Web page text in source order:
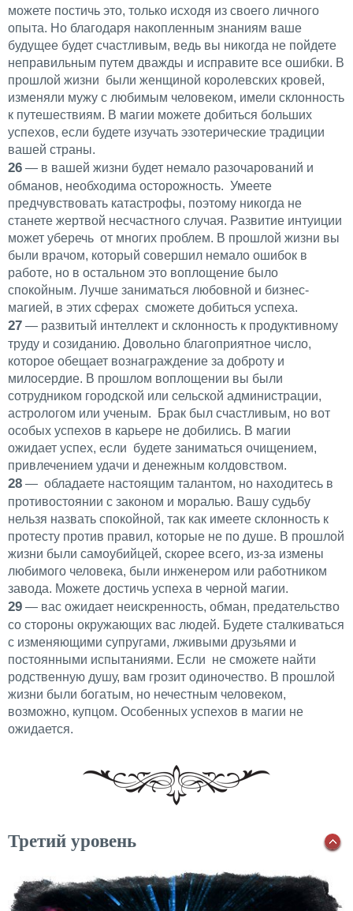
можете постичь это, только исходя из своего личного
опыта. Но благодаря накопленным знаниям ваше
будущее будет счастливым, ведь вы никогда не пойдете
неправильным путем дважды и исправите все ошибки. В
прошлой жизни были женщиной королевских кровей,
изменяли мужу с любимым человеком, имели склонность
к путешествиям. В магии можете добиться больших
успехов, если будете изучать эзотерические традиции
вашей страны.
26 — в вашей жизни будет немало разочарований и
обманов, необходима осторожность. Умеете
предчувствовать катастрофы, поэтому никогда не
станете жертвой несчастного случая. Развитие интуиции
может уберечь от многих проблем. В прошлой жизни вы
были врачом, который совершил немало ошибок в
работе, но в остальном это воплощение было
спокойным. Лучше заниматься любовной и бизнес-
магией, в этих сферах сможете добиться успеха.
27 — развитый интеллект и склонность к продуктивному
труду и созиданию. Довольно благоприятное число,
которое обещает вознаграждение за доброту и
милосердие. В прошлом воплощении вы были
сотрудником городской или сельской администрации,
астрологом или ученым. Брак был счастливым, но вот
особых успехов в карьере не добились. В магии
ожидает успех, если будете заниматься очищением,
привлечением удачи и денежным колдовством.
28 — обладаете настоящим талантом, но находитесь в
противостоянии с законом и моралью. Вашу судьбу
нельзя назвать спокойной, так как имеете склонность к
протесту против правил, которые не по душе. В прошлой
жизни были самоубийцей, скорее всего, из-за измены
любимого человека, были инженером или работником
завода. Можете достичь успеха в черной магии.
29 — вас ожидает неискренность, обман, предательство
со стороны окружающих вас людей. Будете сталкиваться
с изменяющими супругами, лживыми друзьями и
постоянными испытаниями. Если не сможете найти
родственную душу, вам грозит одиночество. В прошлой
жизни были богатым, но нечестным человеком,
возможно, купцом. Особенных успехов в магии не
ожидается.
Третий уровень